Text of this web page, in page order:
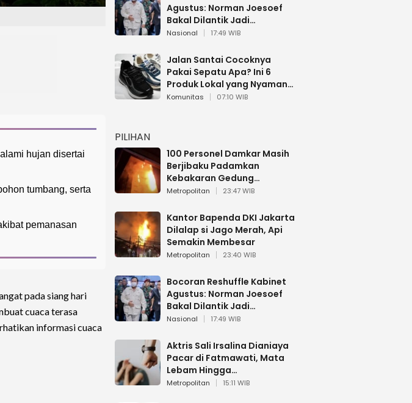
hujan disertai
tumbang, serta
pemanasan
pada siang hari
cuaca terasa
informasi cuaca
Agustus: Norman Joesoef
Bakal Dilantik Jadi
Wamenhan RI
Nasional 17:49 WIB
Jalan Santai Cocoknya
Pakai Sepatu Apa? Ini 6
Produk Lokal yang Nyaman
Buat 17 Agustusan
Komunitas 07:10 WIB
PILIHAN
100 Personel Damkar Masih
Berjibaku Padamkan
Kebakaran Gedung
Bapenda DKI
Metropolitan 23:47 WIB
Kantor Bapenda DKI Jakarta
Dilalap si Jago Merah, Api
Semakin Membesar
Metropolitan 23:40 WIB
Bocoran Reshuffle Kabinet
Agustus: Norman Joesoef
Bakal Dilantik Jadi
Wamenhan RI
Nasional 17:49 WIB
Aktris Sali Irsalina Dianiaya
Pacar di Fatmawati, Mata
Lebam Hingga
Diselamatkan Polantas
Metropolitan 15:11 WIB